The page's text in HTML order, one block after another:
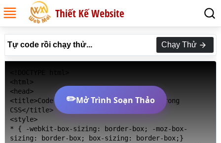
Thiết Kế Website
Tự code rồi chạy thử... Chạy Thử
<html>
<head>
<title>Code Thuộc tính flex-direction trong
CSS</title>
<style>
* { -webkit-box-sizing: border-box; -moz-box-
sizing: border-box; box-sizing: border-box;}
✏️Mở Trình Soạn Thảo